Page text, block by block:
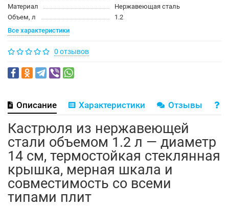
Материал
Нержавеющая сталь
Объем, л
1.2
Все характеристики
0 отзывов
Описание Характеристики Отзывы
Кастрюля из нержавеющей
стали объемом 1.2 л — диаметр
14 см, термостойкая стеклянная
крышка, мерная шкала и
совместимость со всеми
типами плит